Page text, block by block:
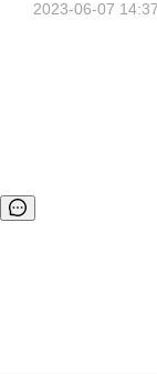
为了同时获得两
缓存了，对于不
时间 并调整了部
官方网站:
2023-06-07